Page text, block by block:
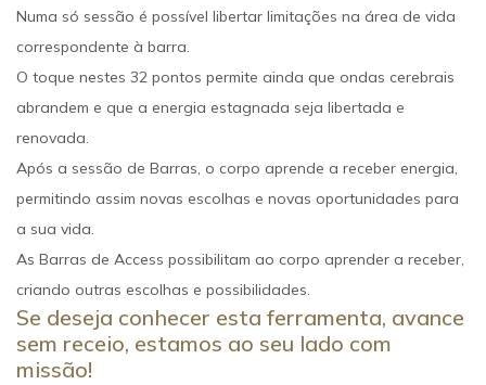
Numa só sessão é possível libertar limitações na área de vida
correspondente à barra.
O toque nestes 32 pontos permite ainda que ondas cerebrais
abrandem e que a energia estagnada seja libertada e
renovada.
Após a sessão de Barras, o corpo aprende a receber energia,
permitindo assim novas escolhas e novas oportunidades para
a sua vida.
As Barras de Access possibilitam ao corpo aprender a receber,
criando outras escolhas e possibilidades.
Se deseja conhecer esta ferramenta, avance
sem receio, estamos ao seu lado com
missão!